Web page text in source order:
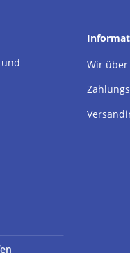
Wir über